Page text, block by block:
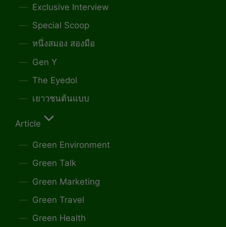
Exclusive Interview
Special Scoop
หนึ่งสมอง สองมือ
Gen Y
The Eyedol
เยาวชนต้นแบบ
Article
Green Environment
Green Talk
Green Marketing
Green Travel
Green Health